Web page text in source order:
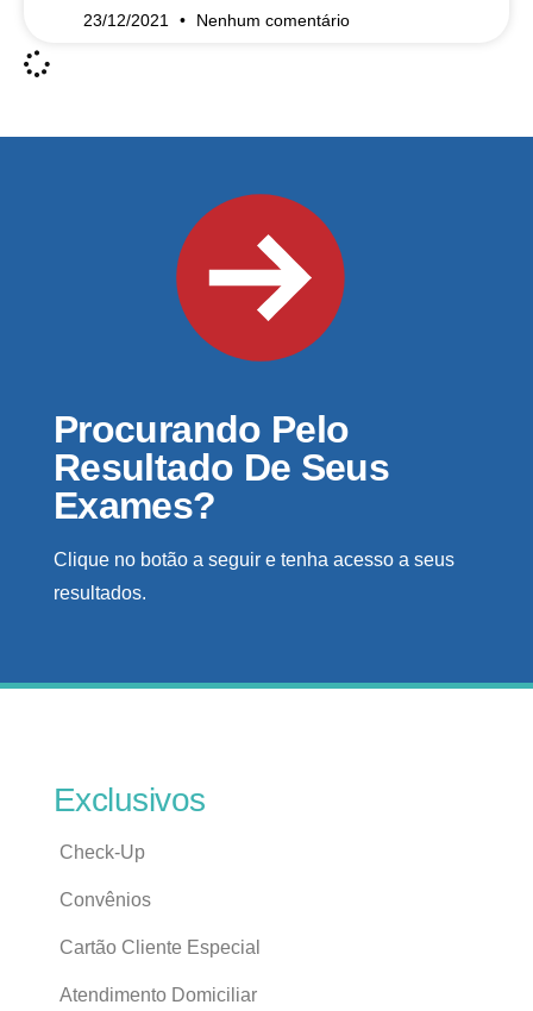
23/12/2021 Nenhum comentário
Procurando Pelo
Resultado De Seus
Exames?
Clique no botão a seguir e tenha acesso a seus
resultados.
Exclusivos
Check-Up
Convênios
Cartão Cliente Especial
Atendimento Domiciliar